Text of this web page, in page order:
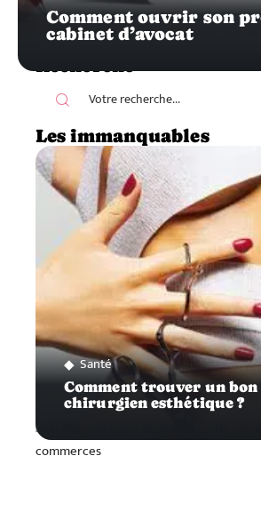
Comment ouvrir son
cabinet d’avocat
Recherche
Les immanquables
Santé
Comment trouver un bon
chirurgien esthétique ?